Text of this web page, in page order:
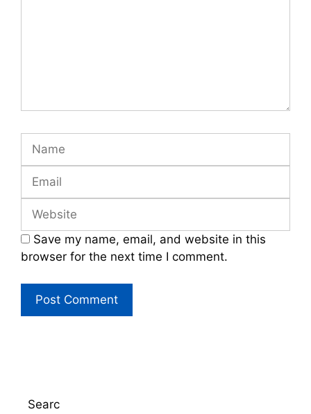
Name
Email
Website
Save my name, email, and website in this
browser for the next time I comment.
Searc